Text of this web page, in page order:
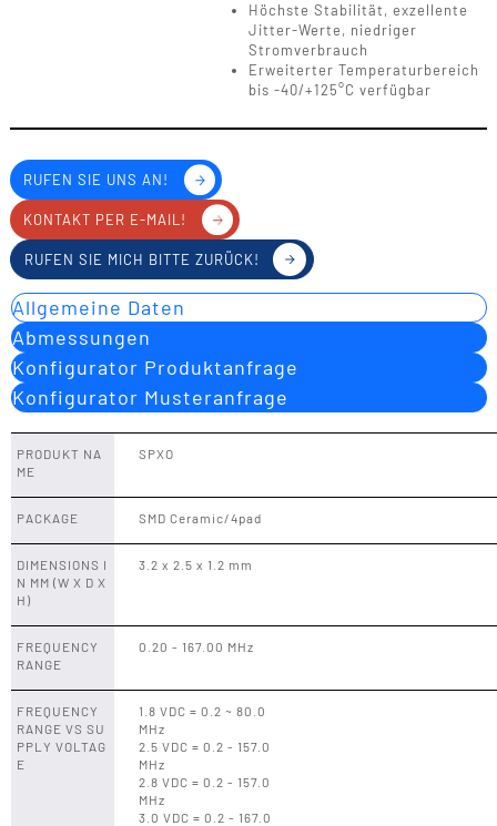
Höchste Stabilität, exzellente
Jitter-Werte, niedriger
Stromverbrauch
Erweiterter Temperaturbereich
bis -40/+125°C verfügbar
RUFEN SIE UNS AN!
KONTAKT PER E-MAIL!
RUFEN SIE MICH BITTE ZURÜCK!
Allgemeine Daten
Abmessungen
Konfigurator Produktanfrage
Konfigurator Musteranfrage
PRODUKT NA
ME
SPXO
PACKAGE SMD Ceramic/4pad
DIMENSIONS I
N MM (W X D X
H)
3.2 x 2.5 x 1.2 mm
FREQUENCY
RANGE
0.20 - 167.00 MHz
FREQUENCY
RANGE VS SU
PPLY VOLTAG
E
1.8 VDC = 0.2 ~ 80.0
MHz
2.5 VDC = 0.2 - 157.0
MHz
2.8 VDC = 0.2 - 157.0
MHz
3.0 VDC = 0.2 - 167.0